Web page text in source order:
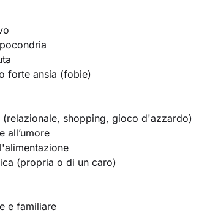
forte ansia (fobie)
shopping, gioco d'azzardo)
all’umore
(propria o di un caro)
e familiare